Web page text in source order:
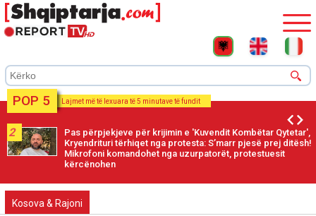
POP 5 Lajmet më të lexuara të 5 minutave të fundit
2
Pas përpjekjeve për krijimin e 'Kuvendit Kombëtar Qytetar',
Kryendrituri tërhiqet nga protesta: S’marr pjesë prej ditësh!
Mikrofoni komandohet nga uzurpatorët, protestuesit
kërcënohen
Kosova & Rajoni